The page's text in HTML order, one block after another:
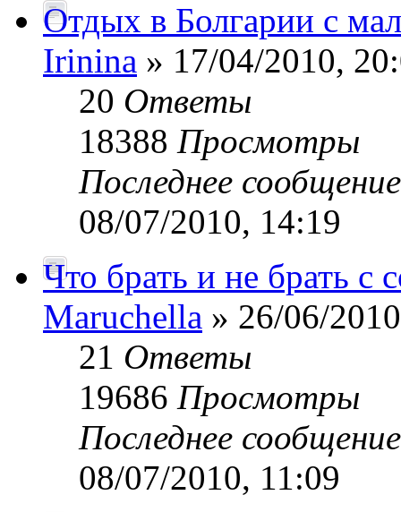
Отдых в Болгарии с
Irinina » 17/04/2010,
20 Ответы
18388 Просмотры
Последнее
08/07/2010, 14:19
Что брать и не брать с
Maruchella » 26/06/
21 Ответы
19686 Просмотры
Последнее
08/07/2010, 11:09